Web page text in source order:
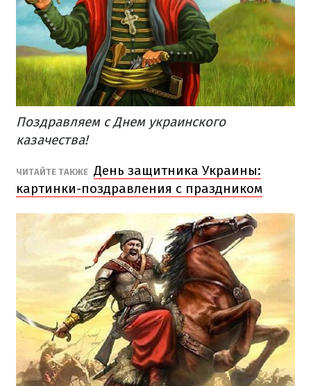
Поздравляем с Днем украинского
казачества!
ЧИТАЙТЕ ТАКЖЕ День защитника Украины:
картинки-поздравления с праздником